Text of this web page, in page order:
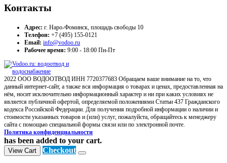
Контакты
Адрес: г. Наро-Фоминск, площадь свободы 10
Телефон: +7 (495) 155-0121
Email: info@vodoo.ru
Рабочее время: 9:00 - 18:00 Пн-Пт
2022 ООО ВОДООТВОД ИНН 7720377683 Обращаем ваше внимание на то, что
данный интернет-сайт, а также вся информация о товарах и ценах, предоставленная на
нём, носит исключительно информационный характер и ни при каких условиях не
является публичной офертой, определяемой положениями Статьи 437 Гражданского
кодекса Российской Федерации. Для получения подробной информации о наличии и
стоимости указанных товаров и (или) услуг, пожалуйста, обращайтесь к менеджеру
сайта с помощью специальной формы связи или по электронной почте.
Политика конфиденциальности
has been added to your cart.
View Cart Checkout